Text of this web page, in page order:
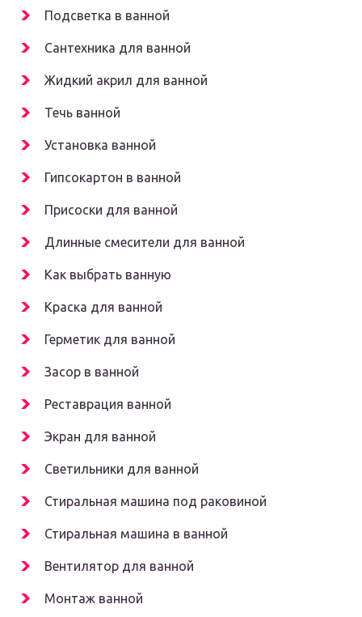
Подсветка в ванной
Сантехника для ванной
Жидкий акрил для ванной
Течь ванной
Установка ванной
Гипсокартон в ванной
Присоски для ванной
Длинные смесители для ванной
Как выбрать ванную
Краска для ванной
Герметик для ванной
Засор в ванной
Реставрация ванной
Экран для ванной
Светильники для ванной
Стиральная машина под раковиной
Стиральная машина в ванной
Вентилятор для ванной
Монтаж ванной